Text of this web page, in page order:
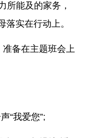
所能及的家务，
实在行动上。
备在主题班会上
“我爱您”;